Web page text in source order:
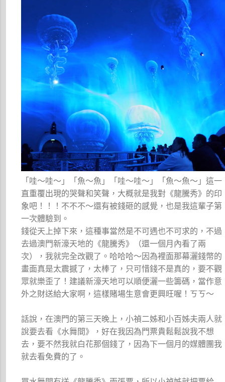
「哇～哇～」「魚～魚」「哇～哇～」「魚～魚～」這一
直重覆出現的哭聲和笑聲，大概就是我對《龍騰秀》的印
象吧！！！不不不～還有被錢砸的感覺，也是我這輩子第
一次體驗到。
錢從天上掉下來，這種事當然是不可遇也不可求的，不過
去過澳門新濠天地的《龍騰秀》（還一個月內看了兩
次），我就完全改觀了。哈哈哈～因為裡面那幕灑錢幣的
畫面真是太震撼了，太棒了，只可惜錢不是真的，要不觀
眾就樂歪了！建議新濠天地可以順便灑一些籌碼，當作意
外之財送給大家啊，這樣賭場生意會更興旺喔！ㄎㄎ～
話說，在澳門的第三天晚上，小禎二姊和小百姊夫兩人就
說要去看《水舞間》，好在我因為門票貴鬆鬆說我不想
去，要不然我就白花那個錢了，因為下一個月的媒體團我
就去看免費的了。